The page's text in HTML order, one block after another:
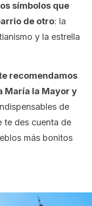
símbolos que
de otro: la
y la estrella
recomendamos
María la Mayor y
de
te des cuenta de
más bonitos